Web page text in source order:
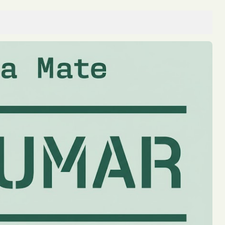
la tarde luego de que la motocic...
12 y Terminó Despistando en Posadas
procedimientos realizados por la ...
Heridos y Escapó del Lugar